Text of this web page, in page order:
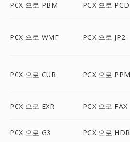
PCX 으로 PBM PCX 으로 PCD
PCX 으로 WMF PCX 으로 JP2
PCX 으로 CUR PCX 으로 PPM
PCX 으로 EXR PCX 으로 FAX
PCX 으로 G3 PCX 으로 HDR